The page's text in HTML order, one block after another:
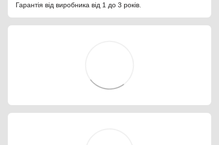
Гарантія від виробника від 1 до 3 років.